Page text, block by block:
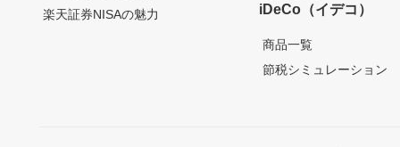
楽天証券NISAの魅力
iDeCo（イデコ）
商品一覧
節税シミュレーション